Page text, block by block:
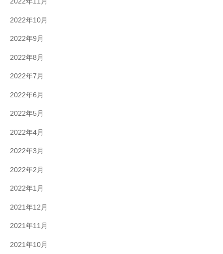
2022年10月
2022年9月
2022年8月
2022年7月
2022年6月
2022年5月
2022年4月
2022年3月
2022年2月
2022年1月
2021年12月
2021年11月
2021年10月